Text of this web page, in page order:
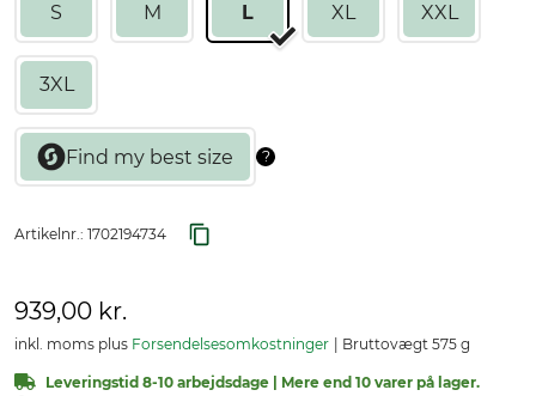
S M L XL XXL
3XL
Artikelnr.: 1702194734
939,00 kr.
inkl. moms plus Forsendelsesomkostninger Bruttovægt 575 g
Leveringstid 8-10 arbejdsdage | Mere end 10 varer på lager.